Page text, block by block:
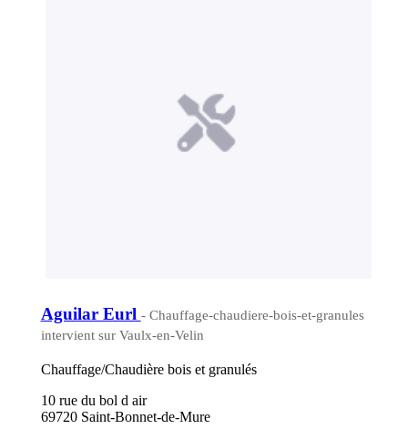
Aguilar Eurl - Chauffage-chaudiere-bois-et-granules
intervient sur Vaulx-en-Velin
Chauffage/Chaudière bois et granulés
10 rue du bol d air
69720 Saint-Bonnet-de-Mure